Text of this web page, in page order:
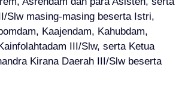
Slw masing-masing beserta Istri,
Kaajendam, Kahubdam,
III/Slw, serta Ketua
Kirana Daerah III/Slw beserta